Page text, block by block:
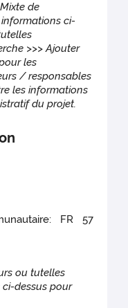
de
informations ci-
>>> Ajouter
les
/ responsables
les informations
du projet.
FR 57
ou tutelles
ci-dessus pour